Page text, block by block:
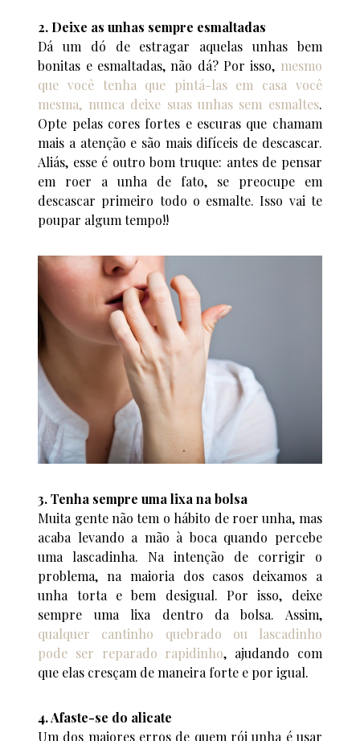
2. Deixe as unhas sempre esmaltadas
Dá um dó de estragar aquelas unhas bem
bonitas e esmaltadas, não dá? Por isso, mesmo
que você tenha que pintá-las em casa você
mesma, nunca deixe suas unhas sem esmaltes.
Opte pelas cores fortes e escuras que chamam
mais a atenção e são mais difíceis de descascar.
Aliás, esse é outro bom truque: antes de pensar
em roer a unha de fato, se preocupe em
descascar primeiro todo o esmalte. Isso vai te
poupar algum tempo!!
3. Tenha sempre uma lixa na bolsa
Muita gente não tem o hábito de roer unha, mas
acaba levando a mão à boca quando percebe
uma lascadinha. Na intenção de corrigir o
problema, na maioria dos casos deixamos a
unha torta e bem desigual. Por isso, deixe
sempre uma lixa dentro da bolsa. Assim,
qualquer cantinho quebrado ou lascadinho
pode ser reparado rapidinho, ajudando com
que elas cresçam de maneira forte e por igual.
4. Afaste-se do alicate
Um dos maiores erros de quem rói unha é usar